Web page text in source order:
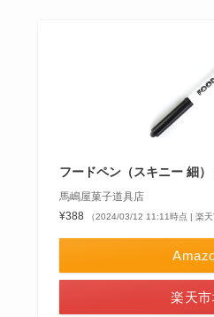
フードペン（スキニー 細）
馬嶋屋菓子道具店
¥388
（2024/03/12 11:11時点 | 楽天
楽天